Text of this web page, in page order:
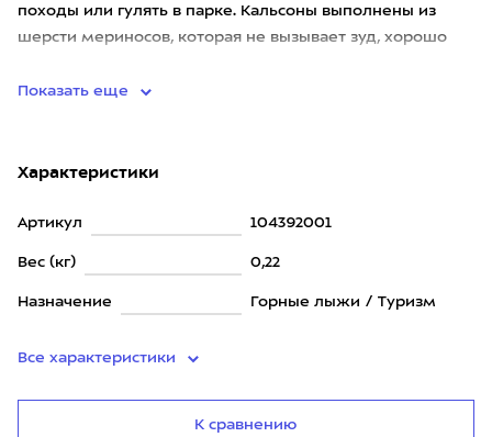
походы или гулять в парке. Кальсоны выполнены из
шерсти мериносов, которая не вызывает зуд, хорошо
Показать еще
Характеристики
Артикул 104392001
Вес (кг) 0,22
Назначение Горные лыжи / Туризм
Все характеристики
К сравнению